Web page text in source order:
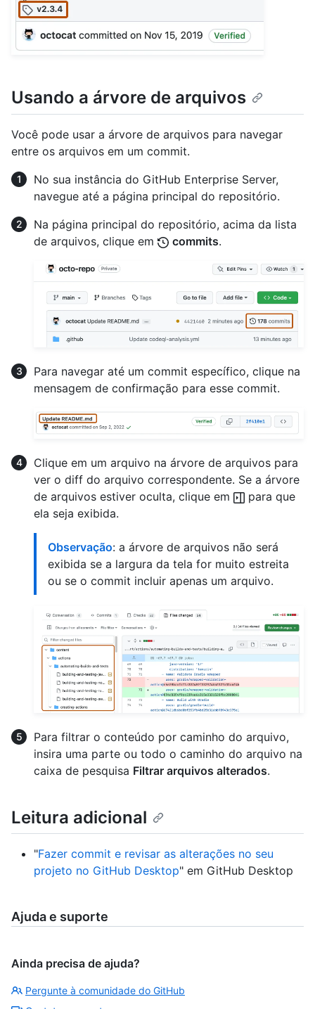
Usando a árvore de arquivos
Você pode usar a árvore de arquivos para navegar
entre os arquivos em um commit.
No sua instância do GitHub Enterprise Server,
navegue até a página principal do repositório.
Na página principal do repositório, acima da lista
de arquivos, clique em
commits.
Para navegar até um commit específico, clique na
mensagem de confirmação para esse commit.
Clique em um arquivo na árvore de arquivos para
ver o diff do arquivo correspondente. Se a árvore
de arquivos estiver oculta, clique em
para que
ela seja exibida.
Observação: a árvore de arquivos não será
exibida se a largura da tela for muito estreita
ou se o commit incluir apenas um arquivo.
Para filtrar o conteúdo por caminho do arquivo,
insira uma parte ou todo o caminho do arquivo na
caixa de pesquisa Filtrar arquivos alterados.
Leitura adicional
"Fazer commit e revisar as alterações no seu
projeto no GitHub Desktop" em GitHub Desktop
Ajuda e suporte
Ainda precisa de ajuda?
Pergunte à comunidade do GitHub